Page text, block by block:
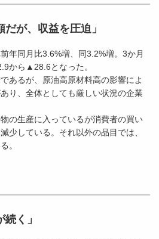
だが、収益を圧迫」
年同月比3.6%増、同3.2%増。3か月
から▲28.6となった。
あるが、原油高原材料高の影響によ
り、全体としても厳しい状況の企業
の生産に入っているが消費者の買い
少している。それ以外の品目では、
。
く」